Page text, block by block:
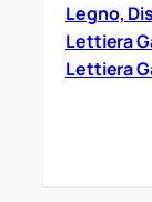
Legno,
Lettiera
Lettiera